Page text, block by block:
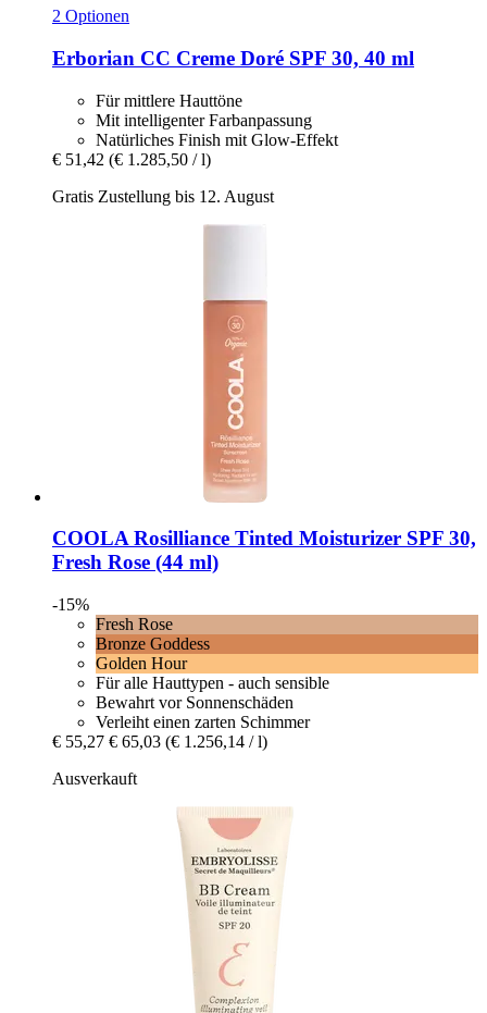
2 Optionen
Erborian CC Creme Doré SPF 30, 40 ml
Für mittlere Hauttöne
Mit intelligenter Farbanpassung
Natürliches Finish mit Glow-Effekt
€ 51,42 (€ 1.285,50 / l)
Gratis Zustellung bis 12. August
COOLARosilliance Tinted Moisturizer SPF 30,
Fresh Rose (44 ml)
-15%
Fresh Rose
Bronze Goddess
Golden Hour
Für alle Hauttypen - auch sensible
Bewahrt vor Sonnenschäden
Verleiht einen zarten Schimmer
€ 55,27 € 65,03 (€ 1.256,14 / l)
Ausverkauft